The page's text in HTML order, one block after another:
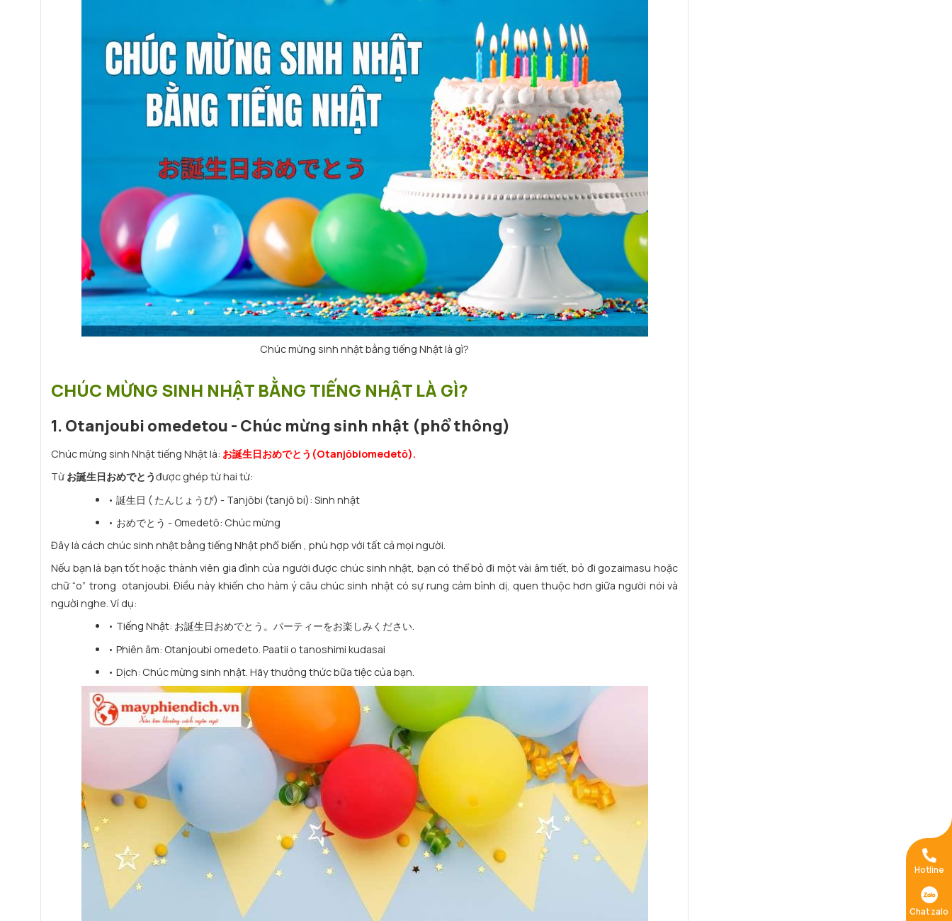
Chúc mừng sinh nhật bằng tiếng Nhật là gì?
CHÚC MỪNG SINH NHẬT BẰNG TIẾNG NHẬT LÀ GÌ?
1. Otanjoubi omedetou - Chúc mừng sinh nhật (phổ thông)
Chúc mừng sinh Nhật tiếng Nhật là: お誕生日おめでとう(Otanjōbiomedetō).
Từ お誕生日おめでとうđược ghép từ hai từ:
• 誕生日 ( たんじょうび) - Tanjōbi (tanjō bi): Sinh nhật
• おめでとう - Omedetō: Chúc mừng
Đây là cách chúc sinh nhật bằng tiếng Nhật phổ biến , phù hợp với tất cả mọi người.
Nếu bạn là bạn tốt hoặc thành viên gia đình của người được chúc sinh nhật, bạn có thể bỏ đi một vài âm tiết, bỏ đi gozaimasu hoặc
chữ “o” trong otanjoubi. Điều này khiến cho hàm ý câu chúc sinh nhật có sự rung cảm bình dị, quen thuộc hơn giữa người nói và
người nghe. Ví dụ:
• Tiếng Nhật: お誕生日おめでとう。パーティーをお楽しみください.
• Phiên âm: Otanjoubi omedeto. Paatii o tanoshimi kudasai
• Dịch: Chúc mừng sinh nhật. Hãy thưởng thức bữa tiệc của bạn.
Hotline
Chat zalo